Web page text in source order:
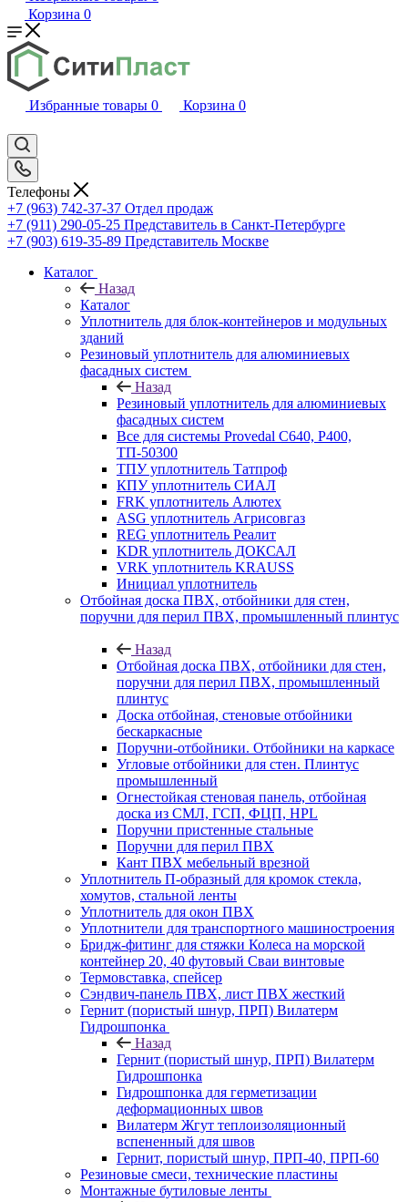
Корзина 0
Избранные товары 0 Корзина 0
Телефоны
+7 (963) 742-37-37 Отдел продаж
+7 (911) 290-05-25 Представитель в Санкт-Петербурге
+7 (903) 619-35-89 Представитель Москве
Каталог
Назад
Каталог
Уплотнитель для блок-контейнеров и модульных
зданий
Резиновый уплотнитель для алюминиевых
фасадных систем
Назад
Резиновый уплотнитель для алюминиевых
фасадных систем
Все для системы Provedal С640, Р400,
ТП-50300
ТПУ уплотнитель Татпроф
КПУ уплотнитель СИАЛ
FRK уплотнитель Алютех
ASG уплотнитель Агрисовгаз
REG уплотнитель Реалит
KDR уплотнитель ДОКСАЛ
VRK уплотнитель KRAUSS
Инициал уплотнитель
Отбойная доска ПВХ, отбойники для стен,
поручни для перил ПВХ, промышленный плинтус
Назад
Отбойная доска ПВХ, отбойники для стен,
поручни для перил ПВХ, промышленный
плинтус
Доска отбойная, стеновые отбойники
бескаркасные
Поручни-отбойники. Отбойники на каркасе
Угловые отбойники для стен. Плинтус
промышленный
Огнестойкая стеновая панель, отбойная
доска из СМЛ, ГСП, ФЦП, HPL
Поручни пристенные стальные
Поручни для перил ПВХ
Кант ПВХ мебельный врезной
Уплотнитель П-образный для кромок стекла,
хомутов, стальной ленты
Уплотнитель для окон ПВХ
Уплотнители для транспортного машиностроения
Бридж-фитинг для стяжки Колеса на морской
контейнер 20, 40 футовый Сваи винтовые
Термовставка, спейсер
Сэндвич-панель ПВХ, лист ПВХ жесткий
Гернит (пористый шнур, ПРП) Вилатерм
Гидрошпонка
Назад
Гернит (пористый шнур, ПРП) Вилатерм
Гидрошпонка
Гидрошпонка для герметизации
деформационных швов
Вилатерм Жгут теплоизоляционный
вспененный для швов
Гернит, пористый шнур, ПРП-40, ПРП-60
Резиновые смеси, технические пластины
Монтажные бутиловые ленты